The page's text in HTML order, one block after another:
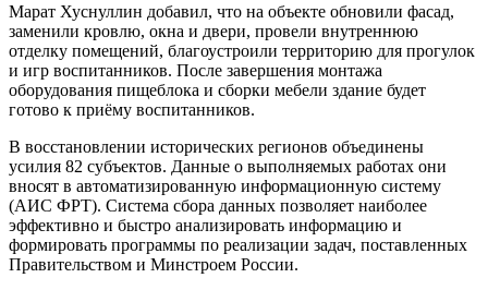
Марат Хуснуллин добавил, что на объекте обновили фасад,
заменили кровлю, окна и двери, провели внутреннюю
отделку помещений, благоустроили территорию для прогулок
и игр воспитанников. После завершения монтажа
оборудования пищеблока и сборки мебели здание будет
готово к приёму воспитанников.
В восстановлении исторических регионов объединены
усилия 82 субъектов. Данные о выполняемых работах они
вносят в автоматизированную информационную систему
(АИС ФРТ). Система сбора данных позволяет наиболее
эффективно и быстро анализировать информацию и
формировать программы по реализации задач, поставленных
Правительством и Минстроем России.